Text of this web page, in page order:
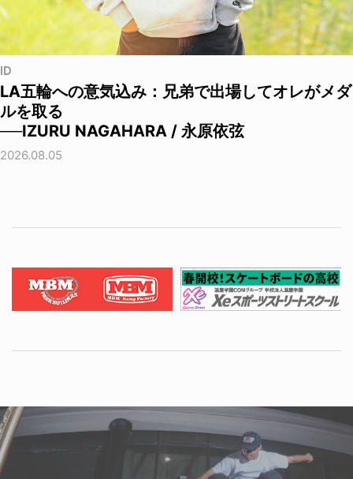
ID
LA五輪への意気込み：兄弟で出場してオレがメダ
ルを取る
──IZURU NAGAHARA / 永原依弦
2026.08.05